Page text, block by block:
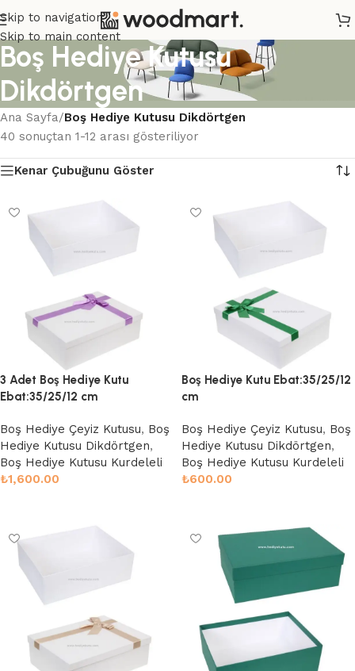
Skip to navigation
Skip to main content
Boş Hediye Kutusu
Dikdörtgen
Ana Sayfa/Boş Hediye Kutusu Dikdörtgen
40 sonuçtan 1-12 arası gösteriliyor
Kenar Çubuğunu Göster
3 Adet Boş Hediye Kutu
Ebat:35/25/12 cm
Boş Hediye Çeyiz Kutusu, Boş
Hediye Kutusu Dikdörtgen,
Boş Hediye Kutusu Kurdeleli
₺1,600.00
Boş Hediye Kutu Ebat:35/25/12
cm
Boş Hediye Çeyiz Kutusu, Boş
Hediye Kutusu Dikdörtgen,
Boş Hediye Kutusu Kurdeleli
₺600.00